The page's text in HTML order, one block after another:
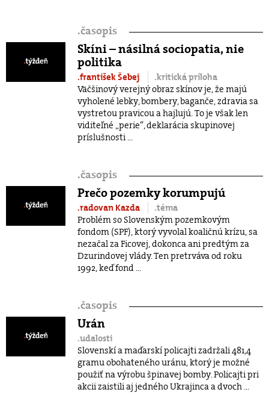
.časopis
Skíni – násilná sociopatia, nie
politika
.františek Šebej
.kritická príloha
Väčšinový verejný obraz skínov je, že majú
vyholené lebky, bombery, baganče, zdravia sa
vystretou pravicou a hajlujú. To je však len
viditeľné „perie“, deklarácia skupinovej
príslušnosti ...
.časopis
Prečo pozemky korumpujú
.radovan Kazda
.téma
Problém so Slovenským pozemkovým
fondom (SPF), ktorý vyvolal koaličnú krízu, sa
nezačal za Ficovej, dokonca ani predtým za
Dzurindovej vlády. Ten pretrváva od roku
1992, keď fond ...
.časopis
Urán
.udalosti
Slovenskí a maďarskí policajti zadržali 481,4
gramu obohateného uránu, ktorý je možné
použiť na výrobu špinavej bomby. Policajti pri
akcii zaistili aj jedného Ukrajinca a dvoch ...